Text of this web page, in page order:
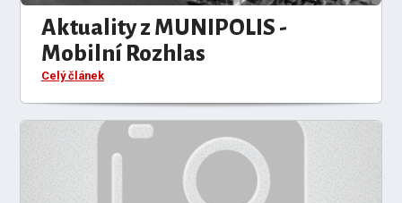
Aktuality z MUNIPOLIS -
Mobilní Rozhlas
Celý článek